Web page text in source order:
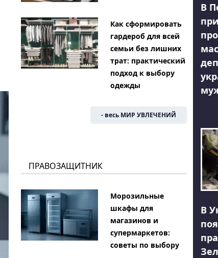
Как сформировать
гардероб для всей
семьи без лишних
трат: практический
подход к выбору
одежды
- весь МИР УВЛЕЧЕНИЙ
ПРАВОЗАЩИТНИК
Морозильные
шкафы для
магазинов и
супермаркетов:
советы по выбору
В
В